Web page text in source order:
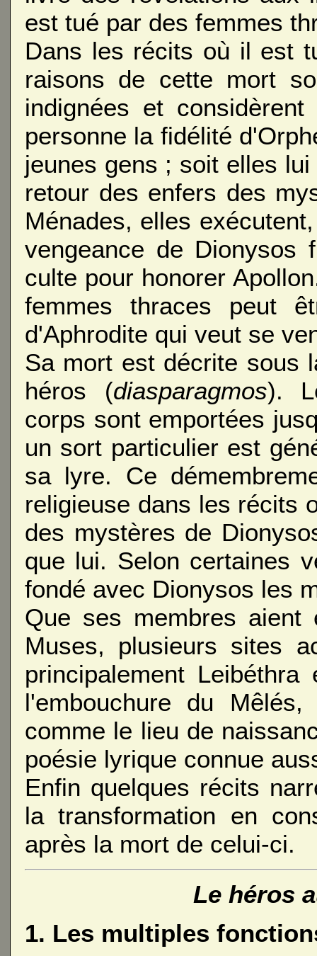
est tué par des femmes
Dans les récits où il est
raisons de cette mort
indignées et
personne la fidélité
jeunes gens ; soit elles
retour des enfers des
Ménades, elles
vengeance de Dionysos
culte pour honorer
femmes thraces peut
d'Aphrodite qui veut se
Sa mort est décrite sous
héros (diasparagmos).
corps sont emportées
un sort particulier est
sa lyre. Ce
religieuse dans les récits
des mystères de
que lui. Selon certaines
fondé avec Dionysos les
Que ses membres
Muses, plusieurs sites
principalement
l'embouchure du
comme le lieu de
poésie lyrique connue
Enfin quelques récits
la transformation en
après la mort de celui-ci.
Le héros
1. Les multiples